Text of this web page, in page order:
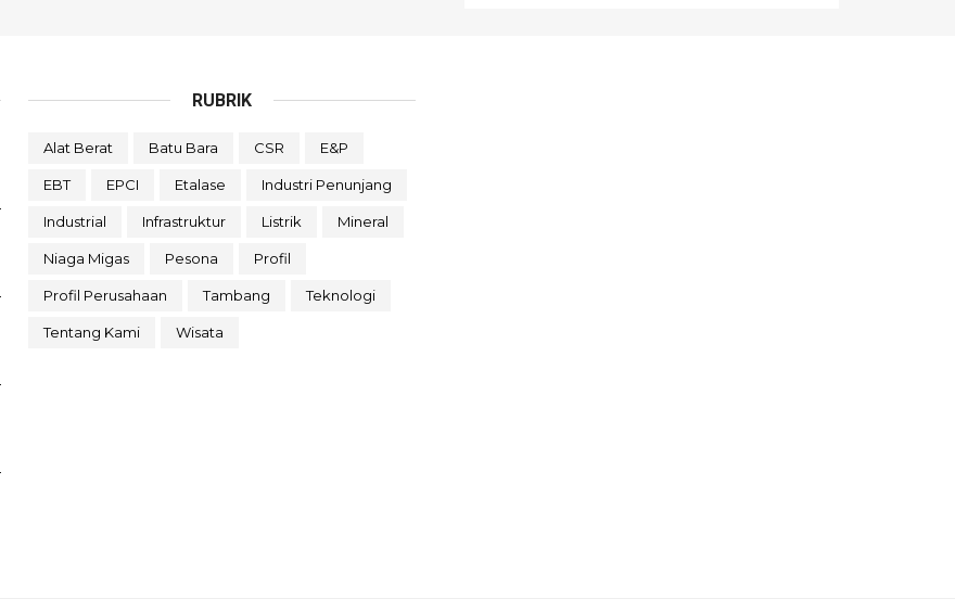
RUBRIK
Alat Berat Batu Bara CSR E&P
EBT EPCI Etalase Industri Penunjang
Industrial Infrastruktur Listrik Mineral
Niaga Migas Pesona Profil
Profil Perusahaan Tambang Teknologi
Tentang Kami Wisata